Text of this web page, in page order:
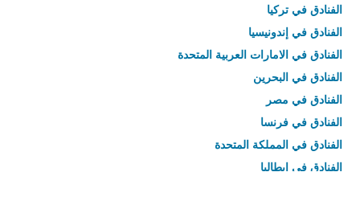
الفنادق في تركيا
الفنادق في إندونيسيا
الفنادق في الامارات العربية المتحدة
الفنادق في البحرين
الفنادق في مصر
الفنادق في فرنسا
الفنادق في المملكة المتحدة
الفنادق في إيطاليا